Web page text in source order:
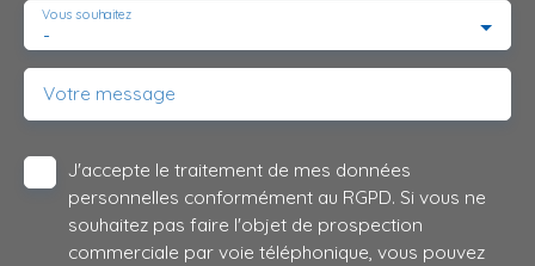
-
Vous souhaitez
Votre message
J'accepte le traitement de mes données
personnelles conformément au RGPD. Si vous ne
souhaitez pas faire l'objet de prospection
commerciale par voie téléphonique, vous pouvez